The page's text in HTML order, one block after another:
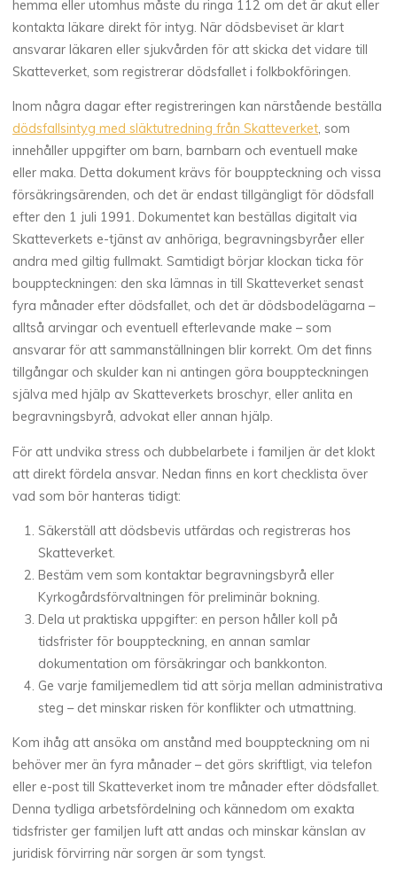
hemma eller utomhus måste du ringa 112 om det är akut eller
kontakta läkare direkt för intyg. När dödsbeviset är klart
ansvarar läkaren eller sjukvården för att skicka det vidare till
Skatteverket, som registrerar dödsfallet i folkbokföringen.
Inom några dagar efter registreringen kan närstående beställa
dödsfallsintyg med släktutredning från Skatteverket, som
innehåller uppgifter om barn, barnbarn och eventuell make
eller maka. Detta dokument krävs för bouppteckning och vissa
försäkringsärenden, och det är endast tillgängligt för dödsfall
efter den 1 juli 1991. Dokumentet kan beställas digitalt via
Skatteverkets e-tjänst av anhöriga, begravningsbyråer eller
andra med giltig fullmakt. Samtidigt börjar klockan ticka för
bouppteckningen: den ska lämnas in till Skatteverket senast
fyra månader efter dödsfallet, och det är dödsbodelägarna –
alltså arvingar och eventuell efterlevande make – som
ansvarar för att sammanställningen blir korrekt. Om det finns
tillgångar och skulder kan ni antingen göra bouppteckningen
själva med hjälp av Skatteverkets broschyr, eller anlita en
begravningsbyrå, advokat eller annan hjälp.
För att undvika stress och dubbelarbete i familjen är det klokt
att direkt fördela ansvar. Nedan finns en kort checklista över
vad som bör hanteras tidigt:
Säkerställ att dödsbevis utfärdas och registreras hos
Skatteverket.
Bestäm vem som kontaktar begravningsbyrå eller
Kyrkogårdsförvaltningen för preliminär bokning.
Dela ut praktiska uppgifter: en person håller koll på
tidsfrister för bouppteckning, en annan samlar
dokumentation om försäkringar och bankkonton.
Ge varje familjemedlem tid att sörja mellan administrativa
steg – det minskar risken för konflikter och utmattning.
Kom ihåg att ansöka om anstånd med bouppteckning om ni
behöver mer än fyra månader – det görs skriftligt, via telefon
eller e-post till Skatteverket inom tre månader efter dödsfallet.
Denna tydliga arbetsfördelning och kännedom om exakta
tidsfrister ger familjen luft att andas och minskar känslan av
juridisk förvirring när sorgen är som tyngst.